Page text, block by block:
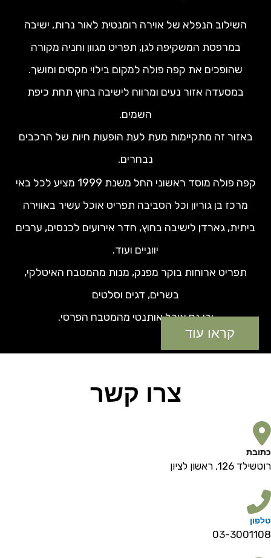
השילוב הנפלא של אוירה רומנטית לאור נרות, ישיבה
במרפסת המשקיפה לגן, תפריט מגוון וחניה מקורה
שהופכים את קפה פולה למקום בילוי מקסים ומושך.
במסעדה אזור נעים ומרווח לישיבה בחוץ תחת כיפת
השמים.
באזור זה מתקיימות מעת לעת הופעות חיות של הרכבים
נבחרים.
קפה פולה מוסד ראשוני החל משנת 1999 מציע לכל באי
מרכז בן גוריון וכל הסביבה תפריט אוכל עשיר באווירה
ביתית, גארדן לישיבה בחוץ, חדר אירועים לכנסים, ערבים
יווניים ועוד.
תפריט ארוחות בוקר מפנק, מנות מהמטבח האיטלקי,
בשרים, דגים וסלטים
וכן גם אוכל אותנטי מהמטבח הפרסי.
קראו עוד
צרו קשר
כתובת
רוטשילד 126, ראשון לציון
טלפון
03-3001108